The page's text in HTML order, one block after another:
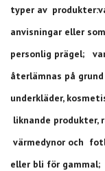
typer av
anvisningar eller
personlig prägel;
återlämnas på
underkläder,
liknande produkter,
värmedynor och
eller bli för